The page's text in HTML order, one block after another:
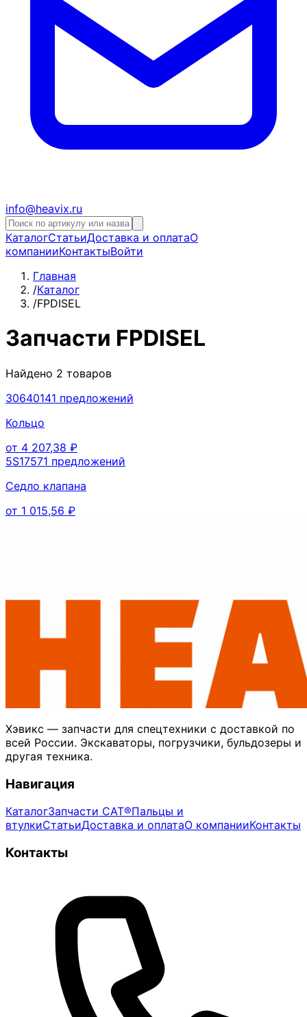
info@heavix.ru
КаталогСтатьиДоставка и оплатаО
компанииКонтактыВойти
Главная
/Каталог
/FPDISEL
Запчасти FPDISEL
Найдено 2 товаров
30640141 предложений
Кольцо
от 4 207,38 ₽
5S17571 предложений
Седло клапана
от 1 015,56 ₽
Хэвикс — запчасти для спецтехники с доставкой по
всей России. Экскаваторы, погрузчики, бульдозеры и
другая техника.
Навигация
КаталогЗапчасти CAT®Пальцы и
втулкиСтатьиДоставка и оплатаО компанииКонтакты
Контакты